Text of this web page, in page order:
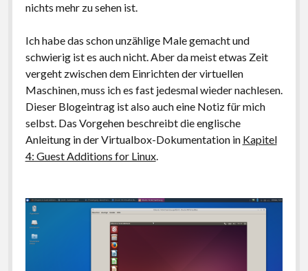
nichts mehr zu sehen ist.
Ich habe das schon unzählige Male gemacht und
schwierig ist es auch nicht. Aber da meist etwas Zeit
vergeht zwischen dem Einrichten der virtuellen
Maschinen, muss ich es fast jedesmal wieder nachlesen.
Dieser Blogeintrag ist also auch eine Notiz für mich
selbst. Das Vorgehen beschreibt die englische
Anleitung in der Virtualbox-Dokumentation in Kapitel
4: Guest Additions for Linux.